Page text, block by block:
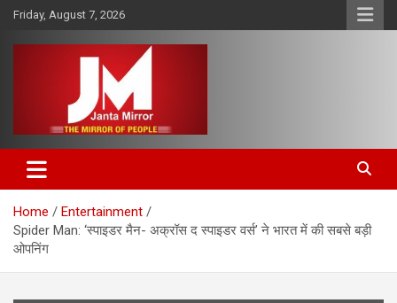
Skip
content
Friday, August 7, 2026
Janta Mirror
Home
Entertainment
Spider Man: ‘स्पाइडर मैन- अक्रॉस द स्पाइडर वर्स’ ने भारत में की सबसे बड़ी
ओपनिंग